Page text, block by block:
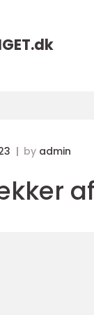
dk
by admin